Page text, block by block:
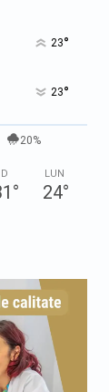
23°
23°
20%
D
°
LUN
24°